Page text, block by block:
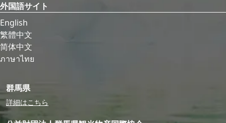
外国語サイト
English
繁體中文
简体中文
ภาษาไทย
群馬県
詳細はこちら